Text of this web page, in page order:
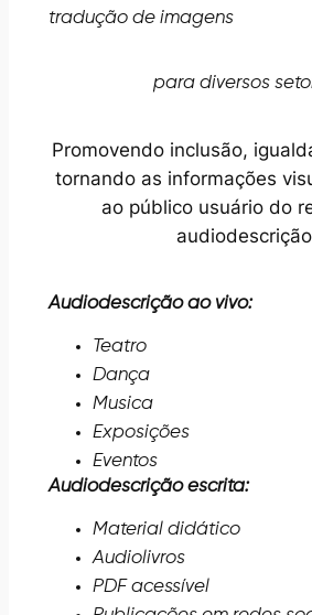
tradução de imagens
para diversos
Promovendo inclusão,
tornando as informações
ao público usuário do
Audiodescrição ao vivo:
Teatro
Dança
Musica
Exposições
Eventos
Audiodescrição escrita:
Material didático
Audiolivros
PDF acessível